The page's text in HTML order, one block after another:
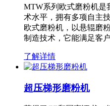
MTW系列欧式磨粉机是
术水平，拥有多项自主
欧式磨粉机，以悬辊磨
制造技术，它能满足客
了解详情
超压梯形磨粉机